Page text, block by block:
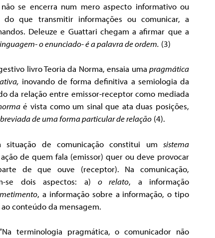
se encerra num mero aspecto informativo ou
do que transmitir informações ou comunicar, a
Deleuze e Guattari chegam a afirmar que a
o enunciado- é a palavra de ordem. (3)
livro Teoria da Norma, ensaia uma pragmática
inovando de forma definitiva a semiologia da
da relação entre emissor-receptor como mediada
é vista como um sinal que ata duas posições,
de uma forma particular de relação (4).
de comunicação constitui um sistema
de quem fala (emissor) quer ou deve provocar
de que ouve (receptor). Na comunicação,
se dois aspectos: a) o relato, a informação
, a informação sobre a informação, o tipo
conteúdo da mensagem.
terminologia pragmática, o comunicador não